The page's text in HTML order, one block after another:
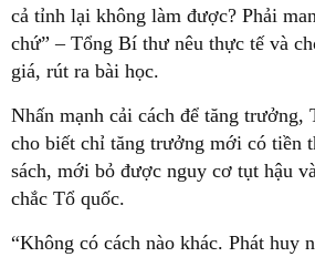
cả tỉnh lại không làm được? Phải
chứ” – Tổng Bí thư nêu thực tế và
giá, rút ra bài học.
Nhấn mạnh cải cách để tăng
cho biết chỉ tăng trưởng mới có tiền
sách, mới bỏ được nguy cơ tụt hậu
chắc Tổ quốc.
“Không có cách nào khác. Phát huy